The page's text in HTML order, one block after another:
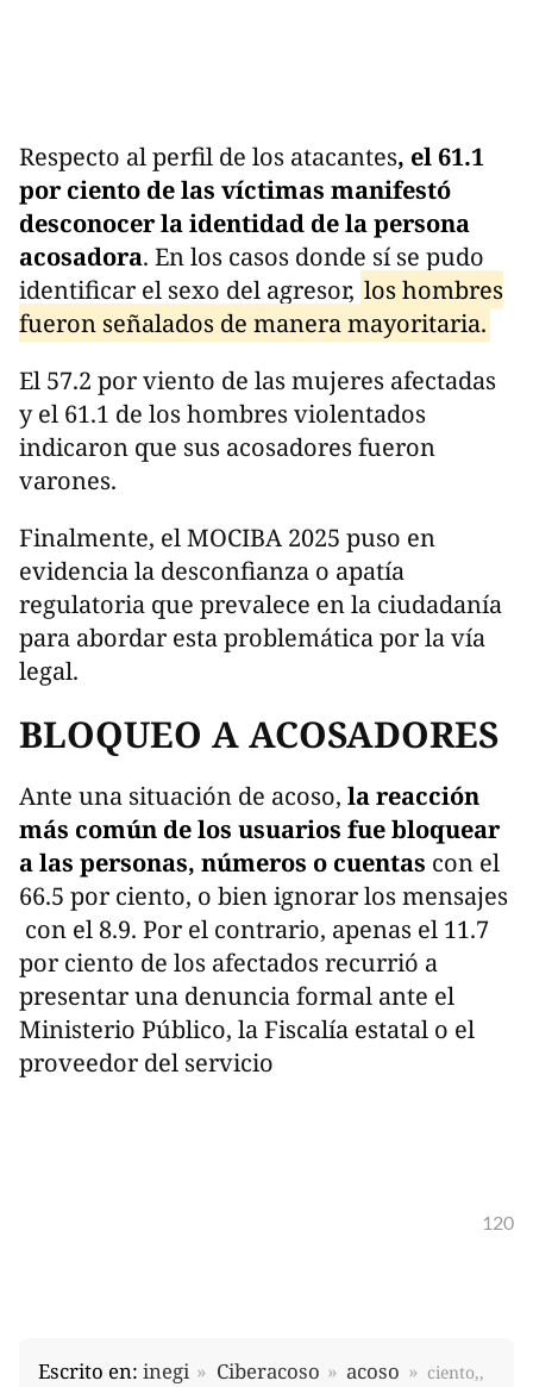
Respecto al perfil de los atacantes, el 61.1
por ciento de las víctimas manifestó
desconocer la identidad de la persona
acosadora. En los casos donde sí se pudo
identificar el sexo del agresor, los hombres
fueron señalados de manera mayoritaria.
El 57.2 por viento de las mujeres afectadas
y el 61.1 de los hombres violentados
indicaron que sus acosadores fueron
varones.
​Finalmente, el MOCIBA 2025 puso en
evidencia la desconfianza o apatía
regulatoria que prevalece en la ciudadanía
para abordar esta problemática por la vía
legal.
BLOQUEO A ACOSADORES
Ante una situación de acoso, la reacción
más común de los usuarios fue bloquear
a las personas, números o cuentas con el
66.5 por ciento, o bien ignorar los mensajes
con el 8.9. Por el contrario, apenas el 11.7
por ciento de los afectados recurrió a
presentar una denuncia formal ante el
Ministerio Público, la Fiscalía estatal o el
proveedor del servicio
120
Escrito en: inegi Ciberacoso acoso
ciento,,